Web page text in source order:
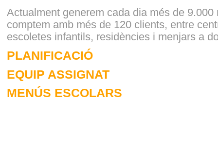
Actualment generem cada dia més de 9.000
comptem amb més de 120 clients, entre
escoletes infantils, residències i menjars a
PLANIFICACIÓ
EQUIP ASSIGNAT
MENÚS ESCOLARS